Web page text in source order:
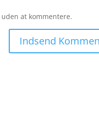
uden at kommentere.